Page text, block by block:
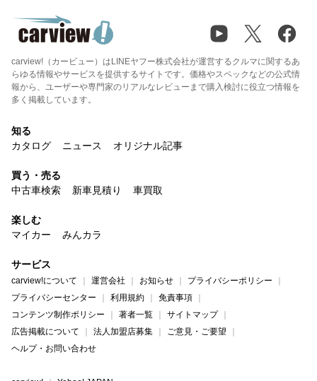
carview!（カービュー）はLINEヤフー株式会社が運営するクルマに関するあ
らゆる情報やサービスを提供するサイトです。価格やスペックなどの公式情
報から、ユーザーや専門家のリアルなレビューまで購入検討に役立つ情報を
多く掲載しています。
知る
カタログ
ニュース オリジナル記事
買う・売る
中古車検索
新車見積り 車買取
楽しむ
マイカー
みんカラ
サービス
carview!について 運営会社 お知らせ
プライバシーポリシー
プライバシーセンター
利用規約
免責事項
コンテンツ制作ポリシー
著者一覧
サイトマップ
広告掲載について
法人加盟店募集
ご意見・ご要望
ヘルプ・お問い合わせ